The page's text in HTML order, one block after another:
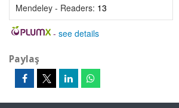
Mendeley - Readers: 13
- see details
Paylaş